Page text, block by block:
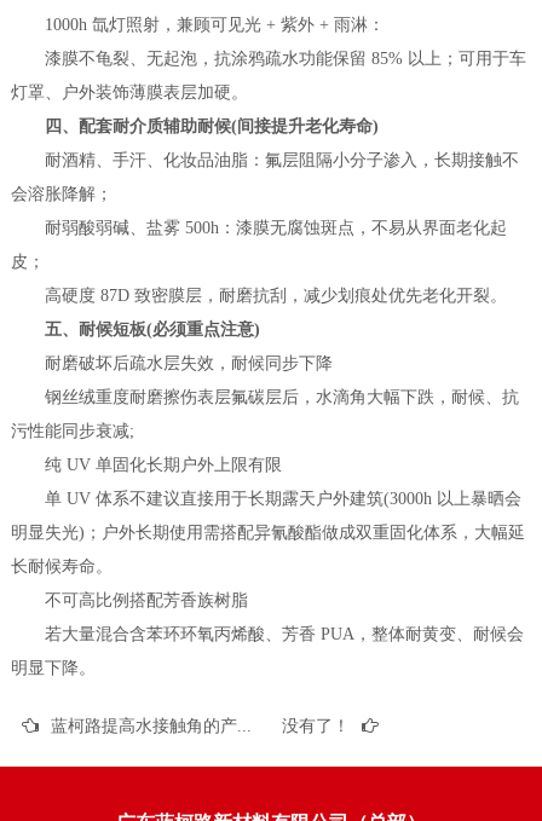
1000h 氙灯照射，兼顾可见光 + 紫外 + 雨淋：
漆膜不龟裂、无起泡，抗涂鸦疏水功能保留 85% 以上；可用于车
灯罩、户外装饰薄膜表层加硬。
四、配套耐介质辅助耐候(间接提升老化寿命)
耐酒精、手汗、化妆品油脂：氟层阻隔小分子渗入，长期接触不
会溶胀降解；
耐弱酸弱碱、盐雾 500h：漆膜无腐蚀斑点，不易从界面老化起
皮；
高硬度 87D 致密膜层，耐磨抗刮，减少划痕处优先老化开裂。
五、耐候短板(必须重点注意)
耐磨破坏后疏水层失效，耐候同步下降
钢丝绒重度耐磨擦伤表层氟碳层后，水滴角大幅下跌，耐候、抗
污性能同步衰减;
纯 UV 单固化长期户外上限有限
单 UV 体系不建议直接用于长期露天户外建筑(3000h 以上暴晒会
明显失光)；户外长期使用需搭配异氰酸酯做成双重固化体系，大幅延
长耐候寿命。
不可高比例搭配芳香族树脂
若大量混合含苯环环氧丙烯酸、芳香 PUA，整体耐黄变、耐候会
明显下降。
没有了！